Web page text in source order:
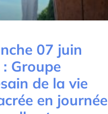
07 juin
Groupe
de la vie
en journée